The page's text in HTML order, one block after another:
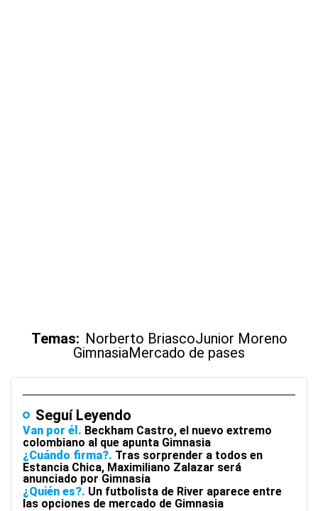
Temas: Norberto BriascoJunior Moreno
GimnasiaMercado de pases
Seguí Leyendo
Van por él
Beckham Castro, el nuevo extremo
colombiano al que apunta Gimnasia
¿Cuándo firma? Tras sorprender a todos en
Estancia Chica, Maximiliano Zalazar será
anunciado por Gimnasia
¿Quién es? Un futbolista de River aparece entre
las opciones de mercado de Gimnasia